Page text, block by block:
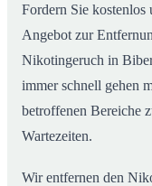
Fordern Sie
Angebot zur
Nikotingeruch in
immer schnell gehen
betroffenen Bereiche
Wartezeiten.
Wir entfernen den